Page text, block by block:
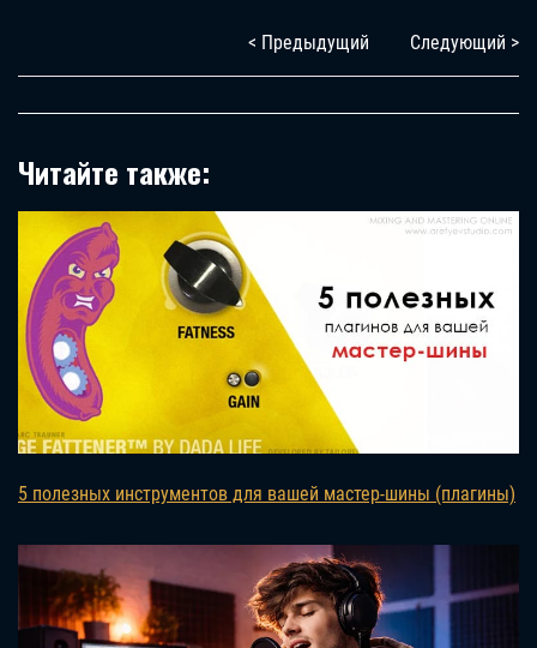
< Предыдущий Следующий >
Читайте также:
5 полезных инструментов для вашей мастер-шины (плагины)